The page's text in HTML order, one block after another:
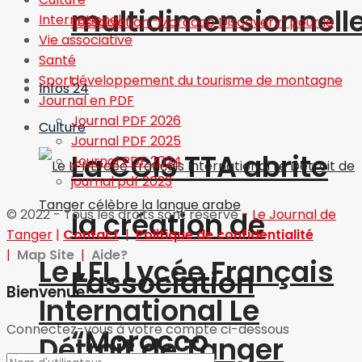
Infos 24
Culture
Le LFI, Lycée Français
International Le
Détroit de Tanger
La CCIS TTA abrite
la création de
l’association
“Morocco
International
Vie associative
Santé
Sport
Journal en PDF
Journal PDF 2026
Journal PDF 2025
Journal PDF 2024
journal pdf 2023
© 2022 - Tous les droits sont réservé- Le Journal de
Tanger | Contact |Politique de confidentialité
| Map Site | Aide?
Bienvenue!
Connectez-vous à votre compte ci-dessous